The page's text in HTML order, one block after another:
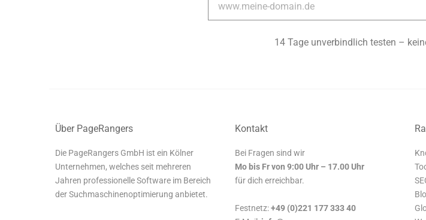
14 Tage unverbindlich testen –
Über PageRangers
Die PageRangers GmbH ist ein Kölner
Unternehmen, welches seit mehreren
Jahren professionelle Software im Bereich
der Suchmaschinenoptimierung anbietet.
Kontakt
Bei Fragen sind wir
Mo bis Fr von 9:00 Uhr – 17.00 Uhr
für dich erreichbar.
Festnetz:+49 (0)221 177 333 40